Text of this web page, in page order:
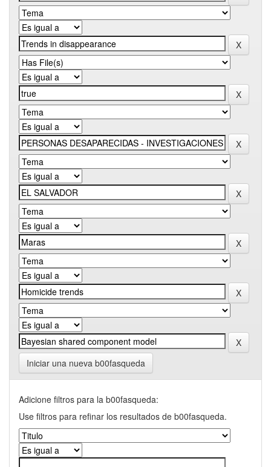
Iniciar una nueva b00fasqueda
Adicione filtros para la b00fasqueda:
Use filtros para refinar los resultados de b00fasqueda.